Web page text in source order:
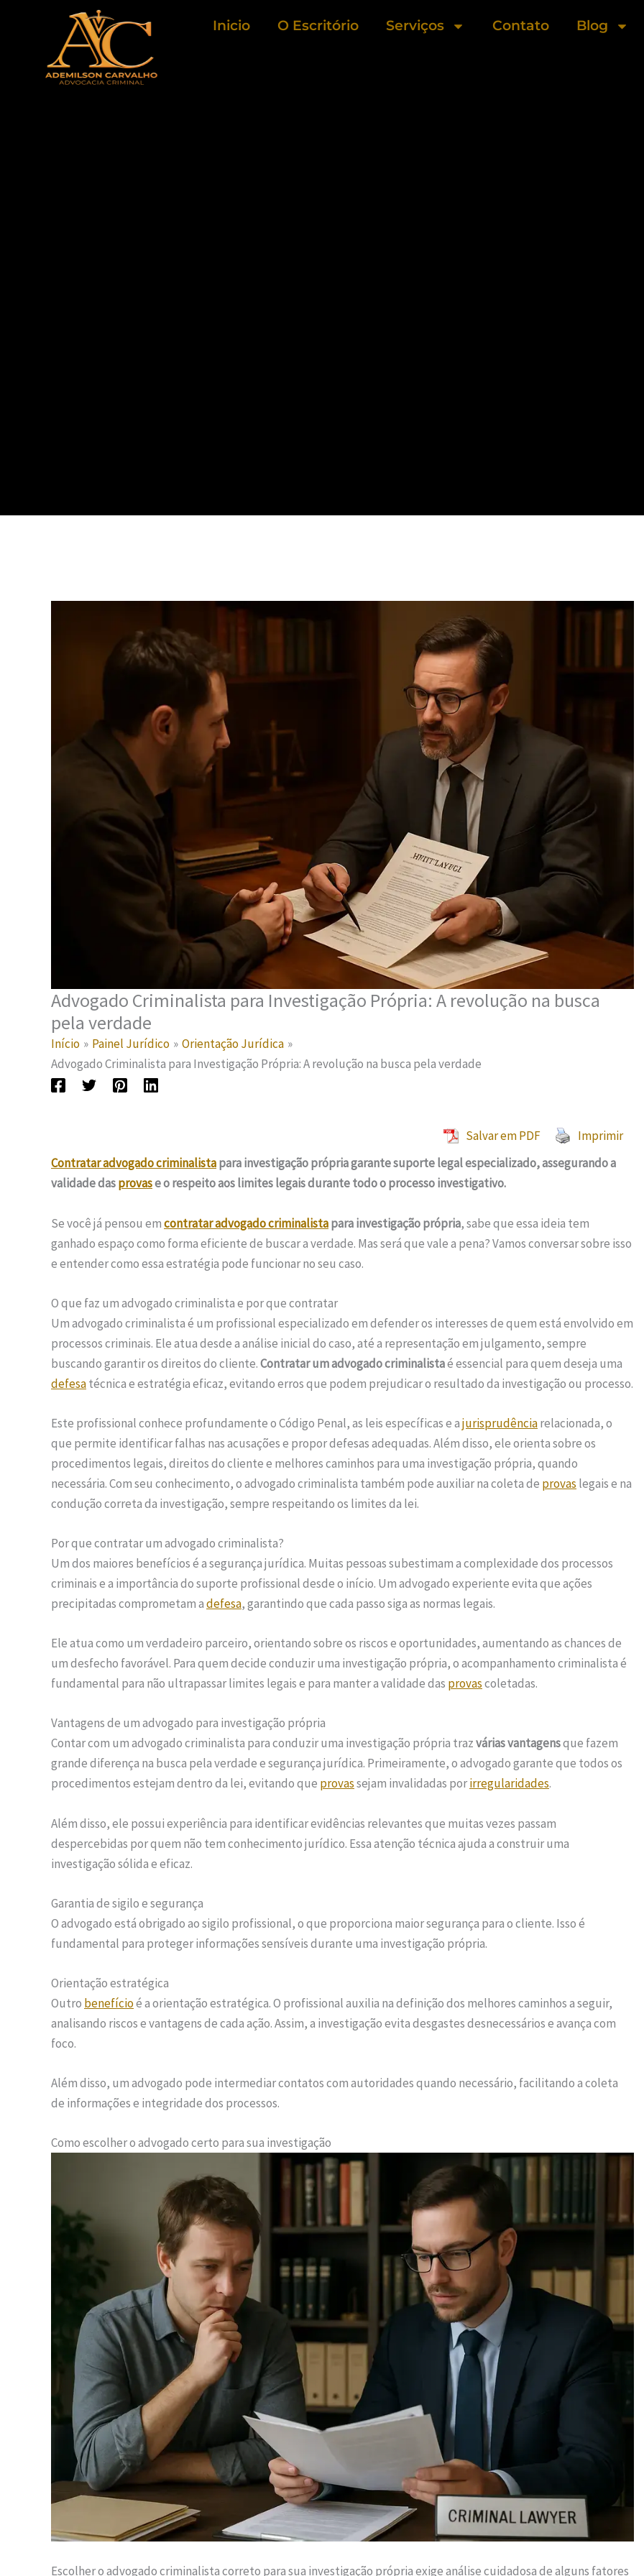
conteúdo
Inicio O Escritório Serviços Contato Blog
Advogado Criminalista para Investigação Própria: A revolução na busca
pela verdade
Início Painel Jurídico
Orientação Jurídica
Advogado Criminalista para Investigação Própria: A revolução na busca pela verdade
Salvar em PDF
Imprimir
Contratar advogado criminalistapara investigação própria garante suporte legal especializado, assegurando a
validade dasprovase o respeito aos limites legais durante todo o processo investigativo.
Se você já pensou emcontratar advogado criminalistapara investigação própria, sabe que essa ideia tem
ganhado espaço como forma eficiente de buscar a verdade. Mas será que vale a pena? Vamos conversar sobre isso
e entender como essa estratégia pode funcionar no seu caso.
O que faz um advogado criminalista e por que contratar
Um advogado criminalista é um profissional especializado em defender os interesses de quem está envolvido em
processos criminais. Ele atua desde a análise inicial do caso, até a representação em julgamento, sempre
buscando garantir os direitos do cliente.Contratar um advogado criminalistaé essencial para quem deseja uma
defesatécnica e estratégia eficaz, evitando erros que podem prejudicar o resultado da investigação ou processo.
Este profissional conhece profundamente o Código Penal, as leis específicas e ajurisprudênciarelacionada, o
que permite identificar falhas nas acusações e propor defesas adequadas. Além disso, ele orienta sobre os
procedimentos legais, direitos do cliente e melhores caminhos para uma investigação própria, quando
necessária. Com seu conhecimento, o advogado criminalista também pode auxiliar na coleta de provas legais e na
condução correta da investigação, sempre respeitando os limites da lei.
Por que contratar um advogado criminalista?
Um dos maiores benefícios é a segurança jurídica. Muitas pessoas subestimam a complexidade dos processos
criminais e a importância do suporte profissional desde o início. Um advogado experiente evita que ações
precipitadas comprometam adefesa, garantindo que cada passo siga as normas legais.
Ele atua como um verdadeiro parceiro, orientando sobre os riscos e oportunidades, aumentando as chances de
um desfecho favorável. Para quem decide conduzir uma investigação própria, o acompanhamento criminalista é
fundamental para não ultrapassar limites legais e para manter a validade das provascoletadas.
Vantagens de um advogado para investigação própria
Contar com um advogado criminalista para conduzir uma investigação própria trazvárias vantagensque fazem
grande diferença na busca pela verdade e segurança jurídica. Primeiramente, o advogado garante que todos os
procedimentos estejam dentro da lei, evitando que provassejam invalidadas porirregularidades.
Além disso, ele possui experiência para identificar evidências relevantes que muitas vezes passam
despercebidas por quem não tem conhecimento jurídico. Essa atenção técnica ajuda a construir uma
investigação sólida e eficaz.
Garantia de sigilo e segurança
O advogado está obrigado ao sigilo profissional, o que proporciona maior segurança para o cliente. Isso é
fundamental para proteger informações sensíveis durante uma investigação própria.
Orientação estratégica
Outro benefícioé a orientação estratégica. O profissional auxilia na definição dos melhores caminhos a seguir,
analisando riscos e vantagens de cada ação. Assim, a investigação evita desgastes desnecessários e avança com
foco.
Além disso, um advogado pode intermediar contatos com autoridades quando necessário, facilitando a coleta
de informações e integridade dos processos.
Como escolher o advogado certo para sua investigação
Escolher o advogado criminalista correto para sua investigação própria exige análise cuidadosa de alguns fatores